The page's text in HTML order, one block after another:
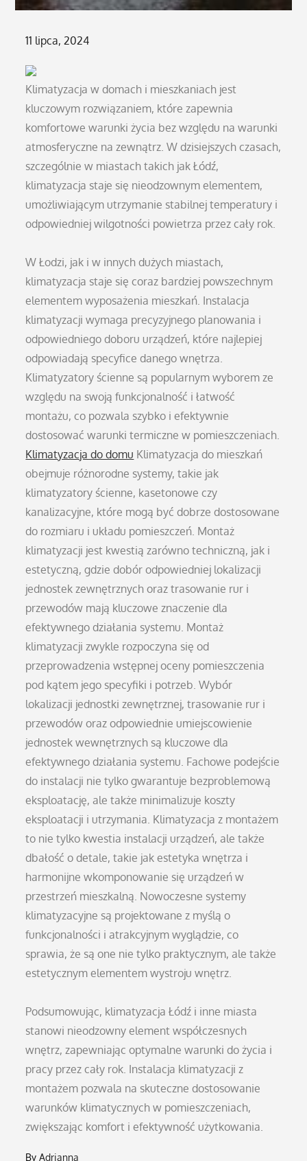
Posted
11 lipca, 2024
Klimatyzacja w domach i mieszkaniach jest
kluczowym rozwiązaniem, które zapewnia
komfortowe warunki życia bez względu na warunki
atmosferyczne na zewnątrz. W dzisiejszych czasach,
szczególnie w miastach takich jak Łódź,
klimatyzacja staje się nieodzownym elementem,
umożliwiającym utrzymanie stabilnej temperatury i
odpowiedniej wilgotności powietrza przez cały rok.
W Łodzi, jak i w innych dużych miastach,
klimatyzacja staje się coraz bardziej powszechnym
elementem wyposażenia mieszkań. Instalacja
klimatyzacji wymaga precyzyjnego planowania i
odpowiedniego doboru urządzeń, które najlepiej
odpowiadają specyfice danego wnętrza.
Klimatyzatory ścienne są popularnym wyborem ze
względu na swoją funkcjonalność i łatwość
montażu, co pozwala szybko i efektywnie
dostosować warunki termiczne w pomieszczeniach.
Klimatyzacja do domu Klimatyzacja do mieszkań
obejmuje różnorodne systemy, takie jak
klimatyzatory ścienne, kasetonowe czy
kanalizacyjne, które mogą być dobrze dostosowane
do rozmiaru i układu pomieszczeń. Montaż
klimatyzacji jest kwestią zarówno techniczną, jak i
estetyczną, gdzie dobór odpowiedniej lokalizacji
jednostek zewnętrznych oraz trasowanie rur i
przewodów mają kluczowe znaczenie dla
efektywnego działania systemu. Montaż
klimatyzacji zwykle rozpoczyna się od
przeprowadzenia wstępnej oceny pomieszczenia
pod kątem jego specyfiki i potrzeb. Wybór
lokalizacji jednostki zewnętrznej, trasowanie rur i
przewodów oraz odpowiednie umiejscowienie
jednostek wewnętrznych są kluczowe dla
efektywnego działania systemu. Fachowe podejście
do instalacji nie tylko gwarantuje bezproblemową
eksploatację, ale także minimalizuje koszty
eksploatacji i utrzymania. Klimatyzacja z montażem
to nie tylko kwestia instalacji urządzeń, ale także
dbałość o detale, takie jak estetyka wnętrza i
harmonijne wkomponowanie się urządzeń w
przestrzeń mieszkalną. Nowoczesne systemy
klimatyzacyjne są projektowane z myślą o
funkcjonalności i atrakcyjnym wyglądzie, co
sprawia, że są one nie tylko praktycznym, ale także
estetycznym elementem wystroju wnętrz.
Podsumowując, klimatyzacja Łódź i inne miasta
stanowi nieodzowny element współczesnych
wnętrz, zapewniając optymalne warunki do życia i
pracy przez cały rok. Instalacja klimatyzacji z
montażem pozwala na skuteczne dostosowanie
warunków klimatycznych w pomieszczeniach,
zwiększając komfort i efektywność użytkowania.
ByAdrianna